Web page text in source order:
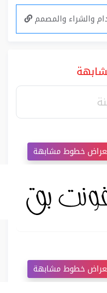
والشراء والمصمم